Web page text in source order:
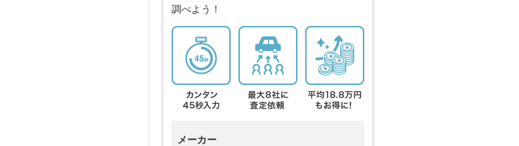
調べよう！
メーカー